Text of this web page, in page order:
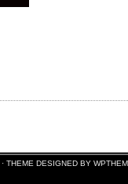
· THEME DESIGNED BY